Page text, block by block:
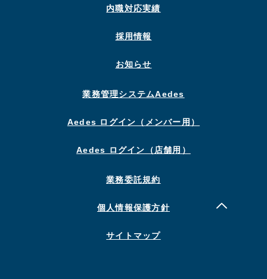
内職対応実績
採用情報
お知らせ
業務管理システムAedes
Aedes ログイン（メンバー用）
Aedes ログイン（店舗用）
業務委託規約
個人情報保護方針
サイトマップ